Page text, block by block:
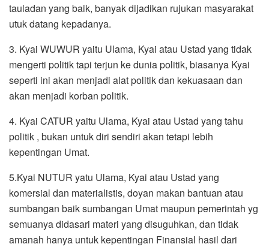
tauladan yang baik, banyak dijadikan rujukan masyarakat
utuk datang kepadanya.
3. Kyai WUWUR yaitu Ulama, Kyai atau Ustad yang tidak
mengerti politik tapi terjun ke dunia politik, biasanya Kyai
seperti ini akan menjadi alat politik dan kekuasaan dan
akan menjadi korban politik.
4. Kyai CATUR yaitu Ulama, Kyai atau Ustad yang tahu
politik , bukan untuk diri sendiri akan tetapi lebih
kepentingan Umat.
5.Kyai NUTUR yatu Ulama, Kyai atau Ustad yang
komersial dan materialistis, doyan makan bantuan atau
sumbangan baik sumbangan Umat maupun pemerintah yg
semuanya didasari materi yang disuguhkan, dan tidak
amanah hanya untuk kepentingan Finansial hasil dari